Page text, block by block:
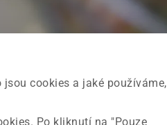
cookies a jaké používáme,
Po kliknutí na "Pouze